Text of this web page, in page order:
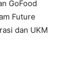
GoFood
Future
dan UKM